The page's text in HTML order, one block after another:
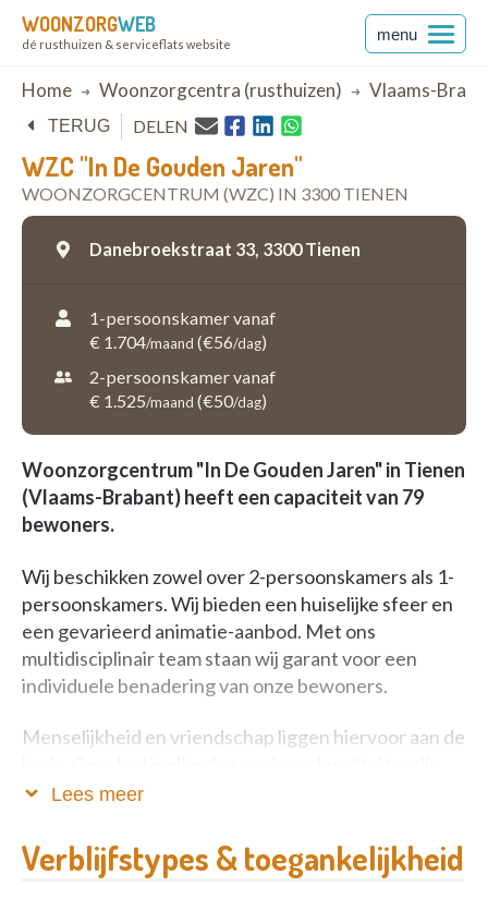
WOONZORGWEB
dé rusthuizen & serviceflats website
menu
Breadcrumb
Home Woonzorgcentra (rusthuizen) Vlaams-
WZC "In De Gouden Jaren"
WOONZORGCENTRUM (WZC) IN 3300 TIENEN
TERUG DELEN
Danebroekstraat 33, 3300 Tienen
1-persoonskamer vanaf
€ 1.704/maand (€56/dag)
2-persoonskamer vanaf
€ 1.525/maand (€50/dag)
Woonzorgcentrum "In De Gouden Jaren" in Tienen
(Vlaams-Brabant) heeft een capaciteit van 79
bewoners.
Wij beschikken zowel over 2-persoonskamers als 1-
persoonskamers. Wij bieden een huiselijke sfeer en
een gevarieerd animatie-aanbod. Met ons
multidisciplinair team staan wij garant voor een
individuele benadering van onze bewoners.
Menselijkheid en vriendschap liggen hiervoor aan de
dienstverlening na te streven om de tevredenheid
verwezenlijken heeft de residentie een waaier aan
zorg- en dienstverlening ter beschikking.
Lees meer
Verblijfstypes & toegankelijkheid